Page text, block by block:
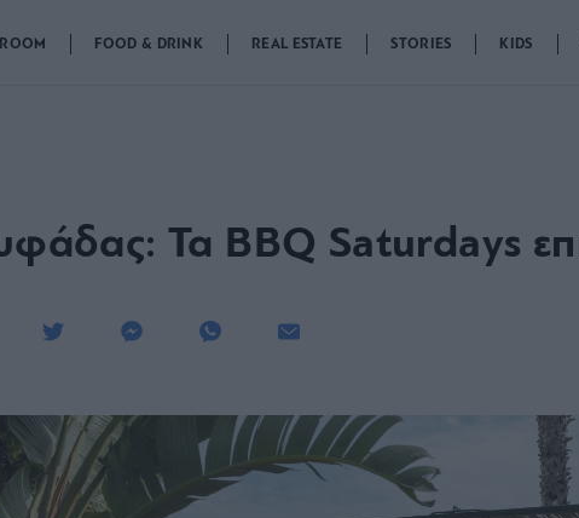
FOOD & DRINK REAL ESTATE STORIES KIDS
Τα BBQ Saturdays